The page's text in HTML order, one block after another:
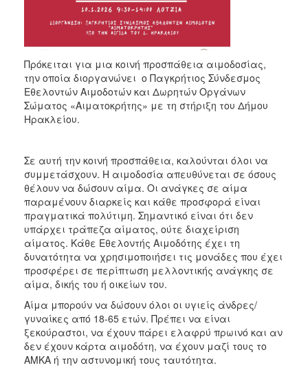
Πρόκειται για μια κοινή προσπάθεια αιμοδοσίας,
την οποία διοργανώνει ο Παγκρήτιος Σύνδεσμος
Εθελοντών Αιμοδοτών και Δωρητών Οργάνων
Σώματος «Αιματοκρήτης» με τη στήριξη του Δήμου
Ηρακλείου.
Σε αυτή την κοινή προσπάθεια, καλούνται όλοι να
συμμετάσχουν. Η αιμοδοσία απευθύνεται σε όσους
θέλουν να δώσουν αίμα. Οι ανάγκες σε αίμα
παραμένουν διαρκείς και κάθε προσφορά είναι
πραγματικά πολύτιμη. Σημαντικό είναι ότι δεν
υπάρχει τράπεζα αίματος, ούτε διαχείριση
αίματος. Κάθε Εθελοντής Αιμοδότης έχει τη
δυνατότητα να χρησιμοποιήσει τις μονάδες που έχει
προσφέρει σε περίπτωση μελλοντικής ανάγκης σε
αίμα, δικής του ή οικείων του.
Αίμα μπορούν να δώσουν όλοι οι υγιείς άνδρες/
γυναίκες από 18-65 ετών. Πρέπει να είναι
ξεκούραστοι, να έχουν πάρει ελαφρύ πρωινό και αν
δεν έχουν κάρτα αιμοδότη, να έχουν μαζί τους το
ΑΜΚΑ ή την αστυνομική τους ταυτότητα.